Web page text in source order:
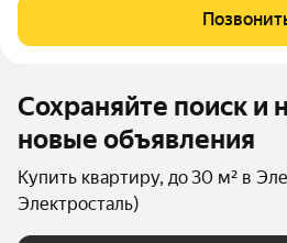
цене! Это идеальное решение для
жильё без лишних затрат. Не упустите
Сохраняйте поиск и
новые объявления
Купить квартиру, до 30 м² в
Электросталь)